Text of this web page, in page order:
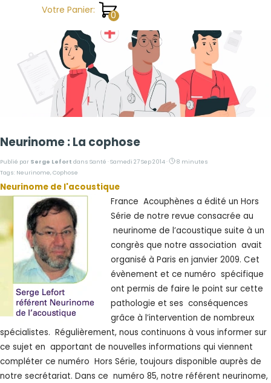
Aller au contenuVotre Panier:
Neurinome : La cophose
Publié par Serge Lefort dans Santé · Samedi 27 Sep 2014 ·
8 minutes
Tags: Neurinome, Cophose
Neurinome de l'acoustique
France Acouphènes a édité un Hors
Série de notre revue consacrée au
neurinome de l’acoustique suite à un
congrès que notre association avait
organisé à Paris en janvier 2009. Cet
évènement et ce numéro spécifique
ont permis de faire le point sur cette
pathologie et ses conséquences
grâce à l’intervention de nombreux
spécialistes. Régulièrement, nous continuons à vous informer sur
ce sujet en apportant de nouvelles informations qui viennent
compléter ce numéro Hors Série, toujours disponible auprès de
notre secrétariat. Dans ce numéro 85, notre référent neurinome,